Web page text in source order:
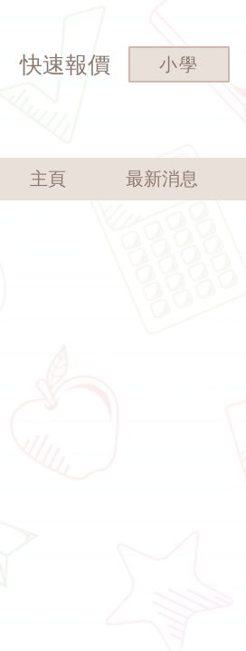
快速報價 小學
主頁 最新消息